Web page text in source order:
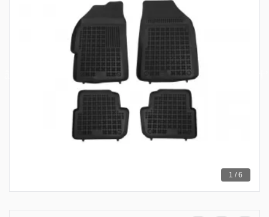
1 / 6